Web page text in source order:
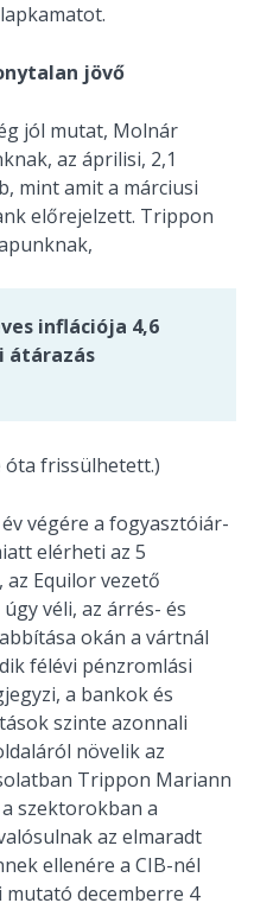
jövő
jól mutat, Molnár
az áprilisi, 2,1
mint amit a márciusi
előrejelzett. Trippon
inflációja 4,6
átárazás
óta frissülhetett.)
végére a fogyasztóiár-
elérheti az 5
, az Equilor vezető
véli, az árrés- és
okán a vártnál
félévi pénzromlási
a bankok és
szinte azonnali
növelik az
Trippon Mariann
szektorokban a
az elmaradt
ellenére a CIB-nél
decemberre 4